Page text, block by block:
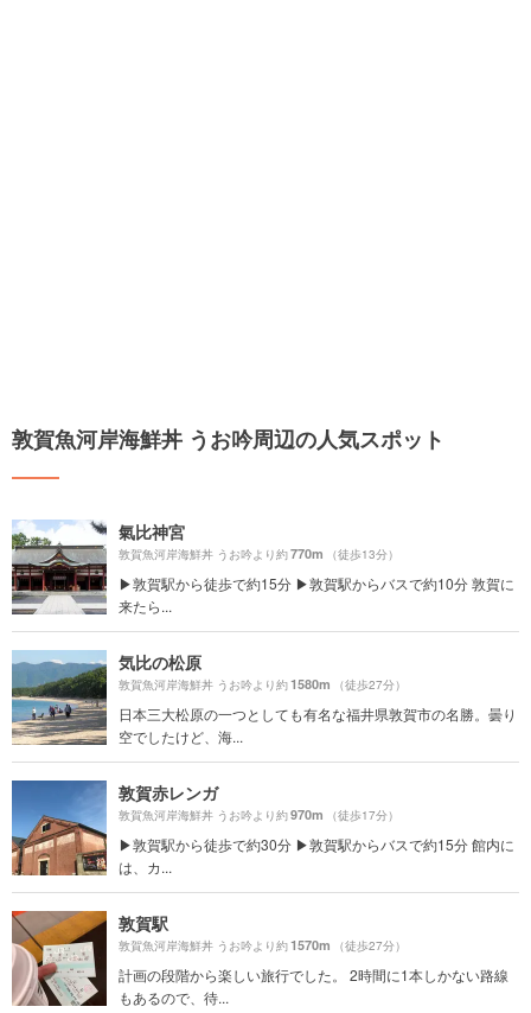
敦賀魚河岸海鮮丼 うお吟周辺の人気スポット
氣比神宮
敦賀魚河岸海鮮丼 うお吟より約770m （徒歩13分）
▶︎敦賀駅から徒歩で約15分 ▶︎敦賀駅からバスで約10分 敦賀に
来たら...
気比の松原
敦賀魚河岸海鮮丼 うお吟より約1580m （徒歩27分）
日本三大松原の一つとしても有名な福井県敦賀市の名勝。曇り
空でしたけど、海...
敦賀赤レンガ
敦賀魚河岸海鮮丼 うお吟より約970m （徒歩17分）
▶︎敦賀駅から徒歩で約30分 ▶︎敦賀駅からバスで約15分 館内に
は、カ...
敦賀駅
敦賀魚河岸海鮮丼 うお吟より約1570m （徒歩27分）
計画の段階から楽しい旅行でした。 2時間に1本しかない路線
もあるので、待...